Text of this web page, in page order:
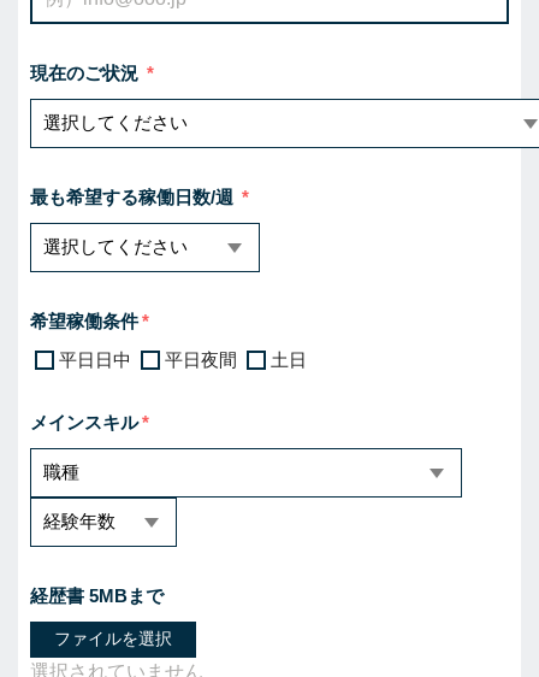
現在のご状況
最も希望する稼働日数/週
希望稼働条件
平日日中
平日夜間 土日
メインスキル
経歴書 5MBまで
ファイルを選択